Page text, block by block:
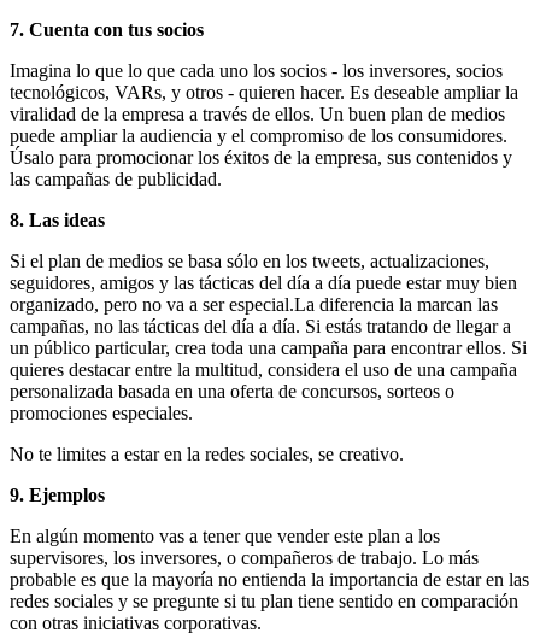
7. Cuenta con tus socios
Imagina lo que lo que cada uno los socios - los inversores, socios
tecnológicos, VARs, y otros - quieren hacer. Es deseable ampliar la
viralidad de la empresa a través de ellos. Un buen plan de medios
puede ampliar la audiencia y el compromiso de los consumidores.
Úsalo para promocionar los éxitos de la empresa, sus contenidos y
las campañas de publicidad.
8. Las ideas
Si el plan de medios se basa sólo en los tweets, actualizaciones,
seguidores, amigos y las tácticas del día a día puede estar muy bien
organizado, pero no va a ser especial.La diferencia la marcan las
campañas, no las tácticas del día a día. Si estás tratando de llegar a
un público particular, crea toda una campaña para encontrar ellos. Si
quieres destacar entre la multitud, considera el uso de una campaña
personalizada basada en una oferta de concursos, sorteos o
promociones especiales.
No te limites a estar en la redes sociales, se creativo.
9. Ejemplos
En algún momento vas a tener que vender este plan a los
supervisores, los inversores, o compañeros de trabajo. Lo más
probable es que la mayoría no entienda la importancia de estar en las
redes sociales y se pregunte si tu plan tiene sentido en comparación
con otras iniciativas corporativas.